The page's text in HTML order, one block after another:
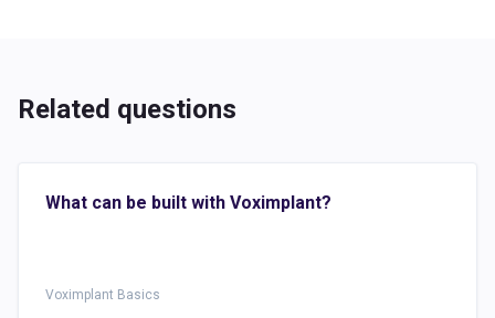
Related questions
What can be built with Voximplant?
Voximplant Basics